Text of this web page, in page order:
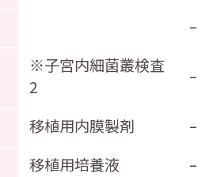
–
※子宮内細菌叢検査
2
–
移植用内膜製剤
–
移植用培養液
–